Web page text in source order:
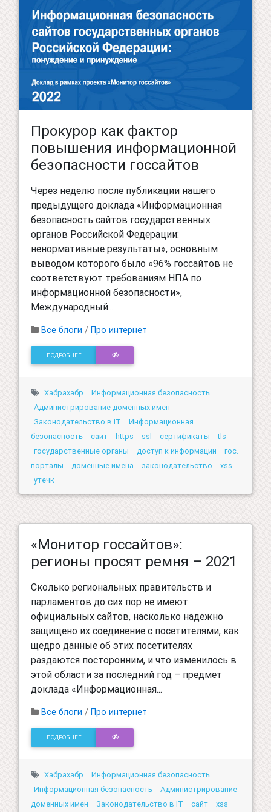
Прокурор как фактор
повышения информационной
безопасности госсайтов
Через неделю после публикации нашего
предыдущего доклада «Информационная
безопасность сайтов государственных
органов Российской Федерации:
ненормативные результаты», основным
выводом которого было «96% госсайтов не
соответствуют требованиям НПА по
информационной безопасности»,
Международный...
Все блоги / Про интернет
ПОДРОБНЕЕ
Хабрахабр
Информационная безопасность
Администрирование доменных имен
Законодательство в IT
Информационная
безопасность
сайт https ssl сертификаты
tls
государственные органы
доступ к информации
гос.
порталы
доменные имена законодательство
xss
утечк
«Монитор госсайтов»:
регионы просят ремня – 2021
Сколько региональных правительств и
парламентов до сих пор не имеют
официальных сайтов, насколько надежно
защищено их соединение с посетителями, как
щедро данные об этих посетителях
раздаются посторонним, и что изменилось в
этой области за последний год – предмет
доклада «Информационная...
Все блоги / Про интернет
ПОДРОБНЕЕ
Хабрахабр
Информационная безопасность
Информационная безопасность
Администрирование
доменных имен
Законодательство в IT сайт
xss